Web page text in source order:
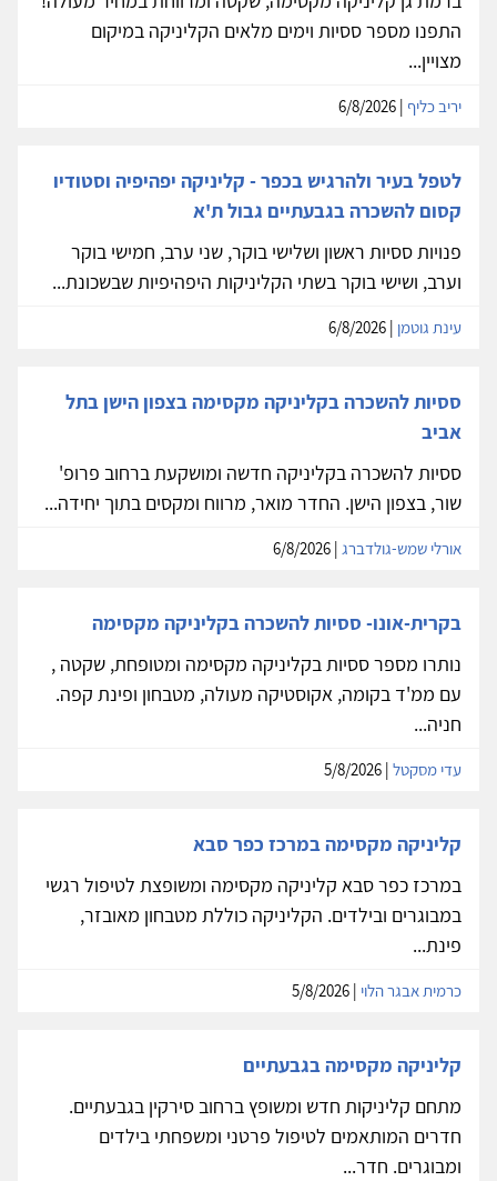
התפנו מספר ססיות וימים מלאים הקליניקה במיקום
מצויין...
יריב כליף
לטפל בעיר ולהרגיש בכפר - קליניקה יפהיפיה וסטודיו
קסום להשכרה בגבעתיים גבול ת'א
פנויות ססיות ראשון ושלישי בוקר, שני ערב, חמישי בוקר
וערב, ושישי בוקר בשתי הקליניקות היפהיפיות שבשכונת...
עינת גוטמן
ססיות להשכרה בקליניקה מקסימה בצפון הישן בתל
אביב
ססיות להשכרה בקליניקה חדשה ומושקעת ברחוב פרופ'
שור, בצפון הישן. החדר מואר, מרווח ומקסים בתוך יחידה...
אורלי שמש-גולדברג
בקרית-אונו- ססיות להשכרה בקליניקה מקסימה
נותרו מספר ססיות בקליניקה מקסימה ומטופחת, שקטה ,
עם ממ'ד בקומה, אקוסטיקה מעולה, מטבחון ופינת קפה.
חניה...
עדי מסקטל
קליניקה מקסימה במרכז כפר סבא
במרכז כפר סבא קליניקה מקסימה ומשופצת לטיפול רגשי
במבוגרים ובילדים. הקליניקה כוללת מטבחון מאובזר,
פינת...
כרמית אבגר הלוי
קליניקה מקסימה בגבעתיים
מתחם קליניקות חדש ומשופץ ברחוב סירקין בגבעתיים.
חדרים המותאמים לטיפול פרטני ומשפחתי בילדים
ומבוגרים. חדר...